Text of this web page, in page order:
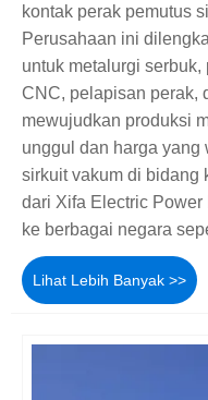
kontak perak pemutus
Perusahaan ini
untuk metalurgi
CNC, pelapisan perak,
mewujudkan produksi
unggul dan harga yang
sirkuit vakum di bidang
dari Xifa Electric
ke berbagai negara
Lihat Lebih Banyak >>